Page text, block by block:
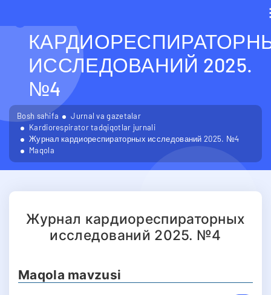
ИССЛЕДОВАНИЙ 2025.
№4
Bosh sahifa
Jurnal va gazetalar
Kardiorespirator tadqiqotlar jurnali
Журнал кардиореспираторных исследований 2025. №4
Maqola
Журнал кардиореспираторных
исследований 2025. №4
Maqola mavzusi